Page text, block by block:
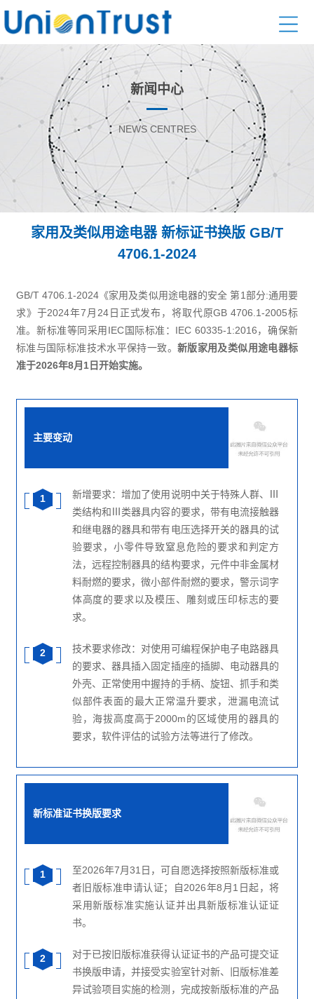
新闻中心
NEWS CENTRES
家用及类似用途电器 新标证书换版 GB/T
4706.1-2024
GB/T 4706.1-2024《家用及类似用途电器的安全 第1部分:通用要
求》于2024年7月24日正式发布，将取代原GB 4706.1-2005标
准。新标准等同采用IEC国际标准：IEC 60335-1:2016，确保新
标准与国际标准技术水平保持一致。 新版家用及类似用途电器标
准于2026年8月1日开始实施。
主要变动
1
新增要求：增加了使用说明中关于特殊人群、Ⅲ
类结构和Ⅲ类器具内容的要求，带有电流接触器
和继电器的器具和带有电压选择开关的器具的试
验要求，小零件导致窒息危险的要求和判定方
法，远程控制器具的结构要求，元件中非金属材
料耐燃的要求，微小部件耐燃的要求，警示词字
体高度的要求以及模压、雕刻或压印标志的要
求。
2
技术要求修改：对使用可编程保护电子电路器具
的要求、器具插入固定插座的插脚、电动器具的
外壳、正常使用中握持的手柄、旋钮、抓手和类
似部件表面的最大正常温升要求，泄漏电流试
验，海拔高度高于2000m的区域使用的器具的
要求，软件评估的试验方法等进行了修改。
新标准证书换版要求
1
至2026年7月31日，可自愿选择按照新版标准或
者旧版标准申请认证；自2026年8月1日起，将
采用新版标准实施认证并出具新版标准认证证
书。
2
对于已按旧版标准获得认证证书的产品可提交证
书换版申请，并接受实验室针对新、旧版标准差
异试验项目实施的检测，完成按新版标准的产品